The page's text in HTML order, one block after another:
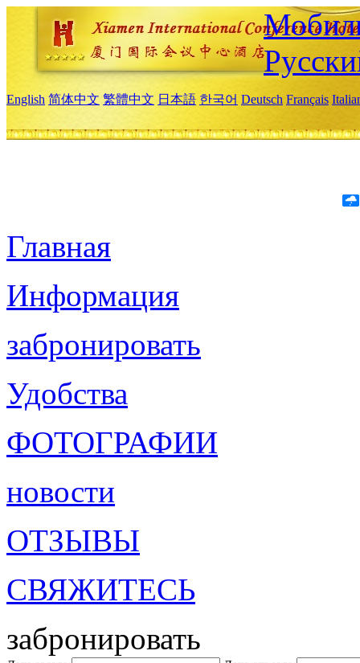
English 简体中文 繁體中文 日本語 한국어 Deutsch Français
Главная
Информация
забронировать
Удобства
ФОТОГРАФИИ
новости
ОТЗЫВЫ
СВЯЖИТЕСЬ
забронировать